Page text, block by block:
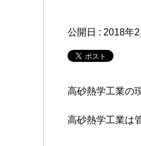
公開日 : 2018年2
高砂熱学工業の
高砂熱学工業は